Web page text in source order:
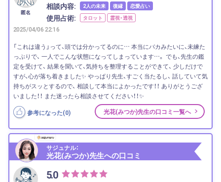
匿名
相談内容: 2人の未来 復縁 恋愛占い
使用占術: タロット 霊視・透視
2025/04/06 22:16
「これは違う」って、頭では分かってるのに… 本当にバカみたいに、未練た
っぷりで、 一人でこんな状態になってしまっています…。 でも、先生の鑑
定を受けて、 結果を聞いて、気持ちを整理することができて、 少しだけで
すが、心が落ち着きました✨ やっぱり先生、すごく当たるし、 話していて気
持ちがスッとするので、 相談して本当によかったです！！ ありがとうござ
いました！！ また迷ったら相談させてください！！✨
参考になった(0) 光花(みつか)先生の口コミ一覧へ
サジュナル：
光花(みつか)先生への口コミ
5.0